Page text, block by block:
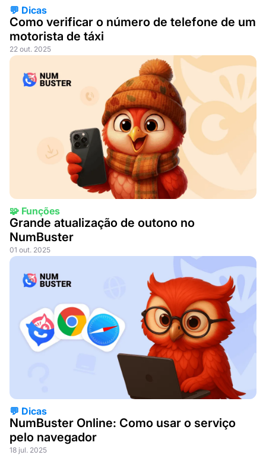
💬 Dicas
Como verificar o número de telefone de um
motorista de táxi
22 out. 2025
🧩 Funções
Grande atualização de outono no
NumBuster
01 out. 2025
💬 Dicas
NumBuster Online: Como usar o serviço
pelo navegador
18 jul. 2025